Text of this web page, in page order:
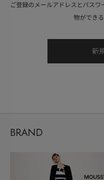
ご登録のメールアドレスとパス
物ができ
BRAND